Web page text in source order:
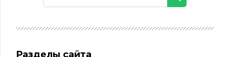
Разделы сайта